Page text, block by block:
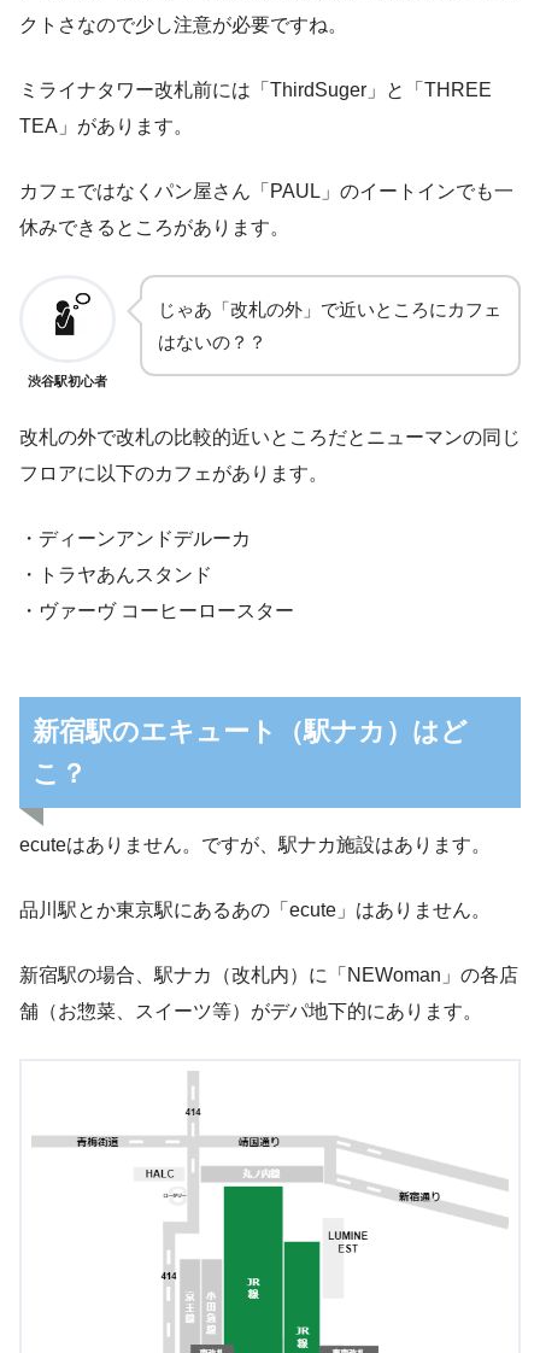
クトさなので少し注意が必要ですね。
ミライナタワー改札前には「ThirdSuger」と「THREE
TEA」があります。
カフェではなくパン屋さん「PAUL」のイートインでも一
休みできるところがあります。
渋谷駅初心者
じゃあ「改札の外」で近いところにカフェ
はないの？？
改札の外で改札の比較的近いところだとニューマンの同じ
フロアに以下のカフェがあります。
・ディーンアンドデルーカ
・トラヤあんスタンド
・ヴァーヴ コーヒーロースター
新宿駅のエキュート（駅ナカ）はど
こ？
ecuteはありません。ですが、駅ナカ施設はあります。
品川駅とか東京駅にあるあの「ecute」はありません。
新宿駅の場合、駅ナカ（改札内）に「NEWoman」の各店
舗（お惣菜、スイーツ等）がデパ地下的にあります。